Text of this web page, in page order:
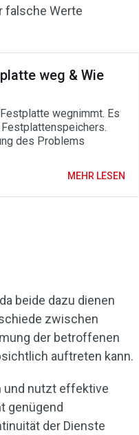
falsche Werte
weg & Wie
wegnimmt. Es
des Problems
MEHR LESEN
beide dazu dienen
zwischen
der betroffenen
auftreten kann.
und nutzt effektive
genügend
der Dienste